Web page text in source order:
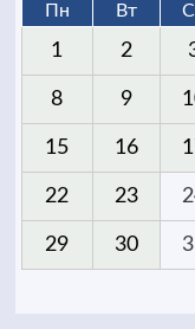
Пн Вт
1 2
8 9
15 16
22 23
29 30